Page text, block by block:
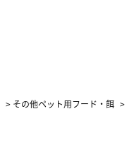
> その他ペット用フード・餌 >